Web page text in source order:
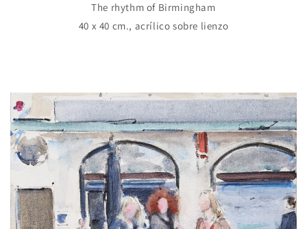
The rhythm of Birmingham
40 x 40 cm., acrílico sobre lienzo